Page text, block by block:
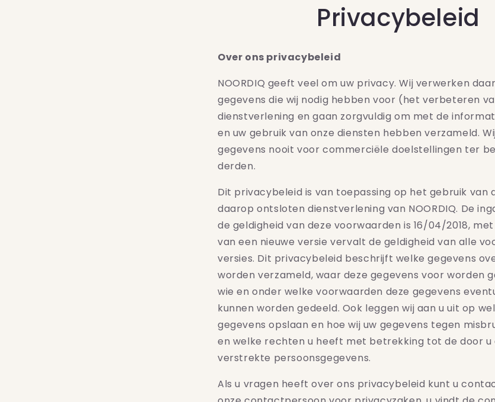
Privacybeleid
Over ons privacybeleid
NOORDIQ geeft veel om uw privacy. Wij verwerken
gegevens die wij nodig hebben voor (het verbeteren
dienstverlening en gaan zorgvuldig om met de
en uw gebruik van onze diensten hebben verzameld.
gegevens nooit voor commerciële doelstellingen ter
derden.
Dit privacybeleid is van toepassing op het gebruik van
daarop ontsloten dienstverlening van NOORDIQ. De
de geldigheid van deze voorwaarden is 16/04/2018,
van een nieuwe versie vervalt de geldigheid van alle
versies. Dit privacybeleid beschrijft welke gegevens
worden verzameld, waar deze gegevens voor worden
wie en onder welke voorwaarden deze gegevens
kunnen worden gedeeld. Ook leggen wij aan u uit op
gegevens opslaan en hoe wij uw gegevens tegen
en welke rechten u heeft met betrekking tot de door u
verstrekte persoonsgegevens.
Als u vragen heeft over ons privacybeleid kunt u